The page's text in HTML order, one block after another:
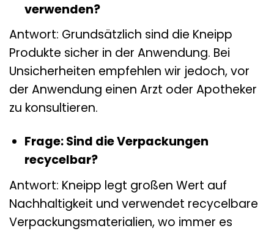
verwenden?
Antwort: Grundsätzlich sind die Kneipp
Produkte sicher in der Anwendung. Bei
Unsicherheiten empfehlen wir jedoch, vor
der Anwendung einen Arzt oder Apotheker
zu konsultieren.
Frage: Sind die Verpackungen
recycelbar?
Antwort: Kneipp legt großen Wert auf
Nachhaltigkeit und verwendet recycelbare
Verpackungsmaterialien, wo immer es